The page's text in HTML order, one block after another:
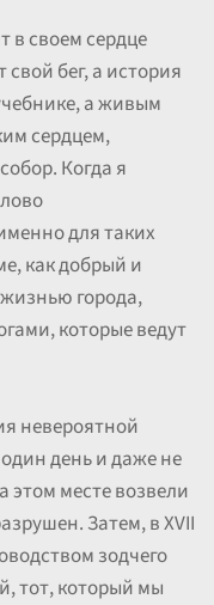
в своем сердце
свой бег, а история
а живым
сердцем,
Когда я
для таких
как добрый и
города,
которые ведут
невероятной
день и даже не
этом месте возвели
Затем, в XVII
зодчего
тот, который мы